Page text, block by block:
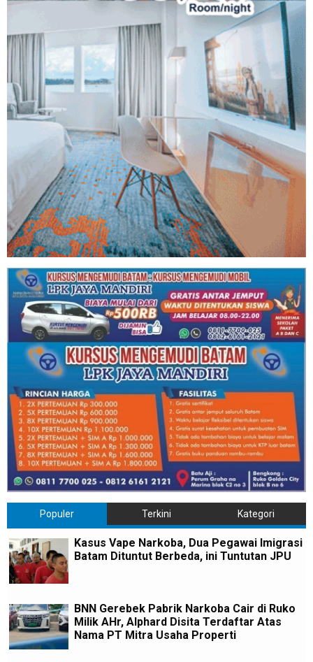
Populer Terkini Kategori
Kasus Vape Narkoba, Dua Pegawai Imigrasi
Batam Dituntut Berbeda, ini Tuntutan JPU
BNN Gerebek Pabrik Narkoba Cair di Ruko
Milik AHr, Alphard Disita Terdaftar Atas
Nama PT Mitra Usaha Properti